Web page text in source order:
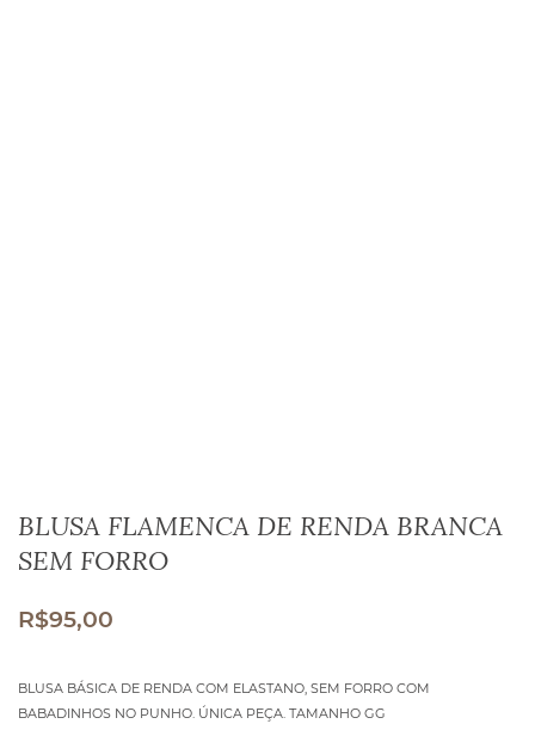
BLUSA FLAMENCA DE RENDA BRANCA
SEM FORRO
R$95,00
BLUSA BÁSICA DE RENDA COM ELASTANO, SEM FORRO COM
BABADINHOS NO PUNHO. ÚNICA PEÇA. TAMANHO GG